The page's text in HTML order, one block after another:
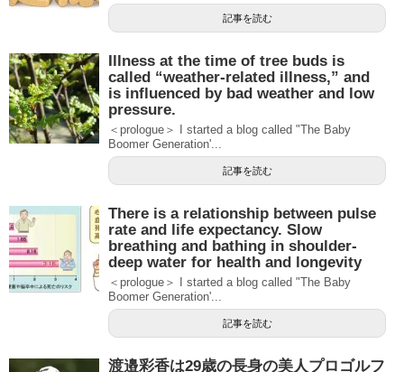
記事を読む
Illness at the time of tree buds is
called “weather-related illness,” and
is influenced by bad weather and low
pressure.
＜prologue＞ I started a blog called "The Baby
Boomer Generation'...
記事を読む
There is a relationship between pulse
rate and life expectancy. Slow
breathing and bathing in shoulder-
deep water for health and longevity
＜prologue＞ I started a blog called "The Baby
Boomer Generation'...
記事を読む
渡邉彩香は29歳の長身の美人プロゴルフ